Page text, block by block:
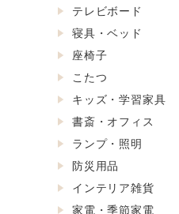
テレビボード
寝具・ベッド
座椅子
こたつ
キッズ・学習家具
書斎・オフィス
ランプ・照明
防災用品
インテリア雑貨
家電・季節家電